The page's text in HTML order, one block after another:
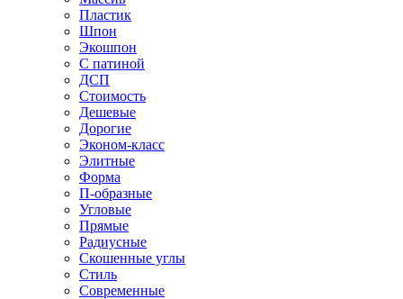
Пластик
Шпон
Экошпон
С патиной
ДСП
Стоимость
Дешевые
Дорогие
Эконом-класс
Элитные
Форма
П-образные
Угловые
Прямые
Радиусные
Скошенные углы
Стиль
Современные